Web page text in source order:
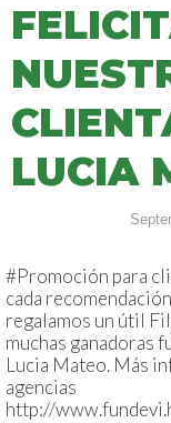
LUCIA
#Promoción para
cada
regalamos un útil
muchas ganadoras
Lucia Mateo. Más
agencias
http://